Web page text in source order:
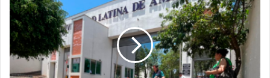
Al
Menos
Los
Universitarios
De
La